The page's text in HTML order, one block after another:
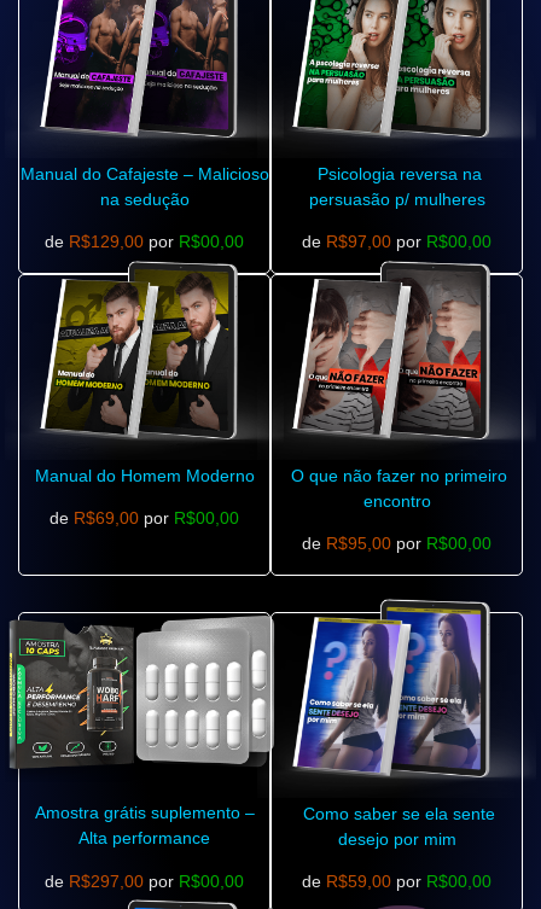
Manual do Cafajeste – Malicioso
na sedução
de R$129,00 por R$00,00
Psicologia reversa na
persuasão p/ mulheres
de R$97,00 por R$00,00
Manual do Homem Moderno
de R$69,00 por R$00,00
O que não fazer no primeiro
encontro
de R$95,00 por R$00,00
Amostra grátis suplemento –
Alta performance
de R$297,00 por R$00,00
Como saber se ela sente
desejo por mim
de R$59,00 por R$00,00